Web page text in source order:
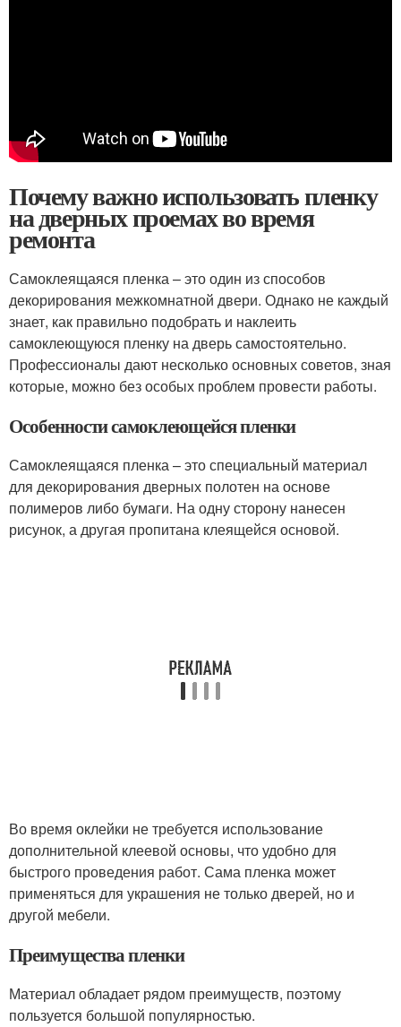
Почему важно использовать пленку
на дверных проемах во время
ремонта
Самоклеящаяся пленка – это один из способов
декорирования межкомнатной двери. Однако не каждый
знает, как правильно подобрать и наклеить
самоклеющуюся пленку на дверь самостоятельно.
Профессионалы дают несколько основных советов, зная
которые, можно без особых проблем провести работы.
Особенности самоклеющейся пленки
Самоклеящаяся пленка – это специальный материал
для декорирования дверных полотен на основе
полимеров либо бумаги. На одну сторону нанесен
рисунок, а другая пропитана клеящейся основой.
Во время оклейки не требуется использование
дополнительной клеевой основы, что удобно для
быстрого проведения работ. Сама пленка может
применяться для украшения не только дверей, но и
другой мебели.
Преимущества пленки
Материал обладает рядом преимуществ, поэтому
пользуется большой популярностью.